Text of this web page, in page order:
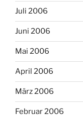
Juli 2006
Juni 2006
Mai 2006
April 2006
März 2006
Februar 2006